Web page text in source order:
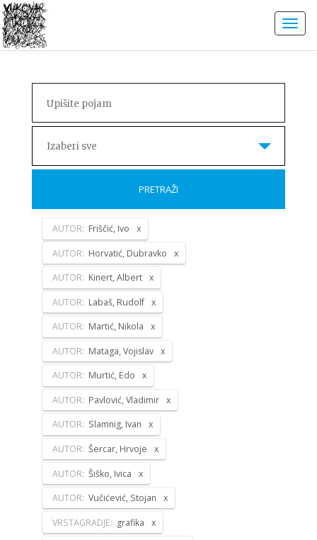
Izaberi sve
PRETRAŽI
AUTOR: Friščić, Ivo
AUTOR: Horvatić, Dubravko
AUTOR: Kinert, Albert
AUTOR: Labaš, Rudolf
AUTOR: Martić, Nikola
AUTOR: Mataga, Vojislav
AUTOR: Murtić, Edo
AUTOR: Pavlović, Vladimir
AUTOR: Slamnig, Ivan
AUTOR: Šercar, Hrvoje
AUTOR: Šiško, Ivica
AUTOR: Vučićević, Stojan
VRSTAGRADJE: grafika